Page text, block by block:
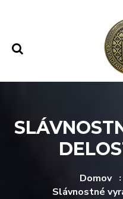
Domov
Slávnostné